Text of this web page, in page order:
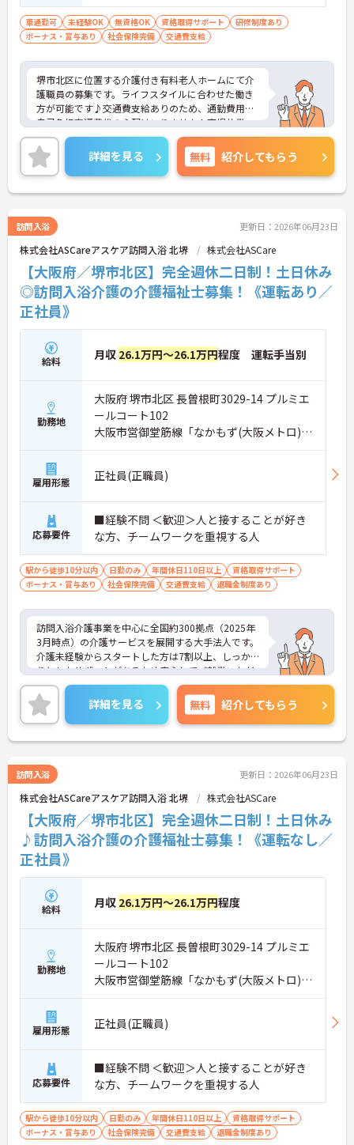
車通勤可 未経験OK 無資格OK 資格取得サポート
研修制度あり
ボーナス・賞与あり
社会保険完備 交通費支給
堺市北区に位置する介護付き有料老人ホームにて介
護職員の募集です。ライフスタイルに合わせた働き
方が可能です♪交通費支給ありのため、通勤費用の
自己負担交通費代の心配はいりません！育児休業・
介護休業など制度が整っており、育児や介護をしな
がらでも働きやすい職場です♪ご興味ある方は面接
ポイントをお伝えしますので、お気軽にご連絡くだ
さい。
詳細を見る 無料 紹介してもらう
訪問入浴 更新日：2026年06月23日
株式会社ASCareアスケア訪問入浴 北堺 株式会社ASCare
【大阪府／堺市北区】完全週休二日制！土日休み
◎訪問入浴介護の介護福祉士募集！《運転あり／
正社員》
給料 月収 26.1万円～26.1万円程度 運転手当別
勤務地
大阪府 堺市北区 長曽根町3029-14 プルミエ
ールコート102
大阪市営御堂筋線「なかもず(大阪メトロ)
駅」徒歩7分
雇用形態 正社員(正職員)
応募要件
■経験不問 ＜歓迎＞人と接することが好き
な方、チームワークを重視する人
駅から徒歩10分以内 日勤のみ 年間休日110日以上
資格取得サポート
ボーナス・賞与あり
社会保険完備 交通費支給 退職金制度あり
訪問入浴介護事業を中心に全国約300拠点（2025年
3月時点）の介護サービスを展開する大手法人です。
介護未経験からスタートした方は7割以上、しっか
りとしたサポートがあるため安心してご就業いただ
けます。お風呂に入れなくて困っている方に、手を
差し伸べてあげられるとてもやりがいのあるお仕事
です。ご興味ある方には、面接対策ポイントなど、
さらに詳細をお話しいたしますのでお気軽にご相談
ください！
詳細を見る 無料 紹介してもらう
訪問入浴 更新日：2026年06月23日
株式会社ASCareアスケア訪問入浴 北堺 株式会社ASCare
【大阪府／堺市北区】完全週休二日制！土日休み
♪訪問入浴介護の介護福祉士募集！《運転なし／
正社員》
給料 月収 26.1万円～26.1万円程度
勤務地
大阪府 堺市北区 長曽根町3029-14 プルミエ
ールコート102
大阪市営御堂筋線「なかもず(大阪メトロ)
駅」徒歩7分
雇用形態 正社員(正職員)
応募要件
■経験不問 ＜歓迎＞人と接することが好き
な方、チームワークを重視する人
駅から徒歩10分以内 日勤のみ 年間休日110日以上
資格取得サポート
ボーナス・賞与あり
社会保険完備 交通費支給 退職金制度あり